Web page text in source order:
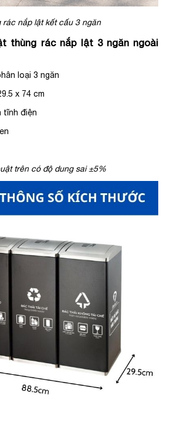
rác nắp lật kết cấu 3 ngăn
thùng rác nắp lật 3 ngăn ngoài
loại 3 ngăn
x 74 cm
tĩnh điện
trên có độ dung sai ±5%